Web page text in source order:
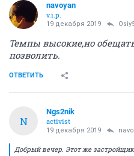
navoyan
v.i.p.
19 декабря 2019
Темпы высокие,но
позволить.
ОТВЕТИТЬ
N
Ngs2nik
activist
19 декабря 2019
Добрый вечер. Этот же